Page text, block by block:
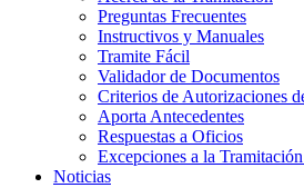
Preguntas Frecuentes
Instructivos y Manuales
Tramite Fácil
Validador de Documentos
Criterios de Autorizaciones
Aporta Antecedentes
Respuestas a Oficios
Excepciones a la
Noticias